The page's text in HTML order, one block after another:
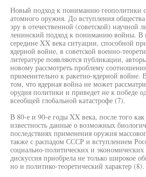
Новый подход к пониманию геополитики
атомного оружия. До вступления
эру в отечественной (советской) научной
ленинский подход к пониманию войны. В
середине XX века ситуации, способной
ядерной войне, в советской военно-
литературе появляются публикации,
новому рассмотреть проблему
применительно к ракетно-ядерной войне.
том, что ядерная война не может
орудия политики и приведет не к победе
всеобщей глобальной катастрофе (7).
В 80-е и 90-е годы XX века, после того
известность данные о возможных
последствиях применения оружия
также с распадом СССР и вступлением
социально-политических и
дискуссия приобрела не только широкое
но и политико-теоретический характер (8).